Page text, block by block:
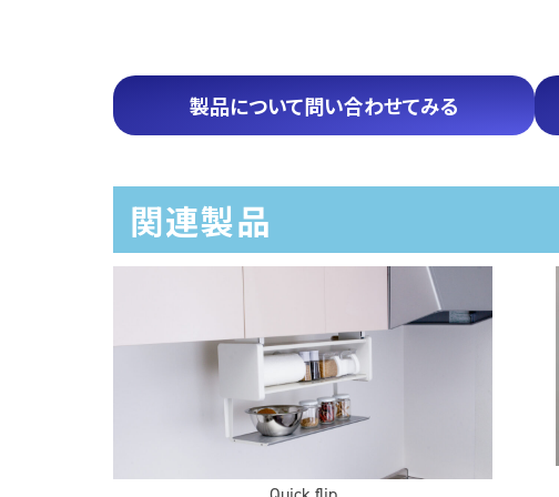
製品について問い合わせてみる
関連製品